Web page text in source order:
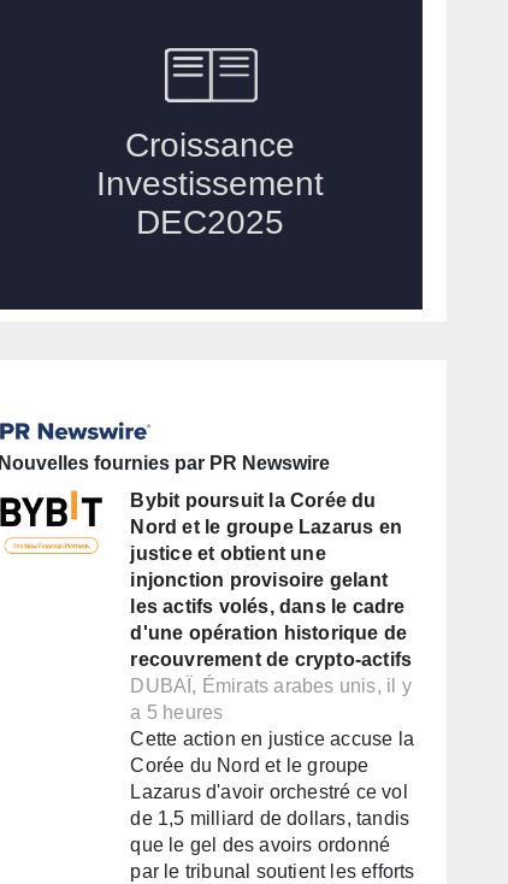
Nouvelles fournies par PR Newswire
Bybit poursuit la Corée du
Nord et le groupe Lazarus en
justice et obtient une
injonction provisoire gelant
les actifs volés, dans le cadre
d'une opération historique de
recouvrement de crypto-actifs
DUBAÏ, Émirats arabes unis, il y
a 5 heures
Cette action en justice accuse la
Corée du Nord et le groupe
Lazarus d'avoir orchestré ce vol
de 1,5 milliard de dollars, tandis
que le gel des avoirs ordonné
par le tribunal soutient les efforts